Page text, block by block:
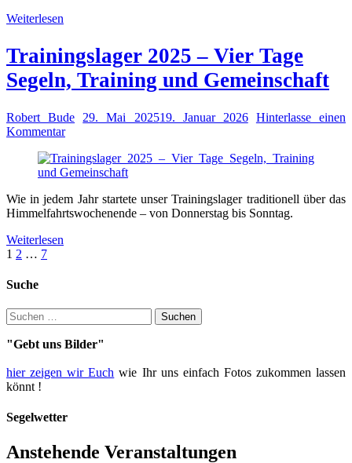
Weiterlesen
Trainingslager 2025 – Vier Tage
Segeln, Training und Gemeinschaft
Robert Bude 29. Mai 202519. Januar 2026
Hinterlasse einen
Kommentar
Wie in jedem Jahr startete unser Trainingslager traditionell über das
Himmelfahrtswochenende – von Donnerstag bis Sonntag.
Weiterlesen
Seitennummerierung
der
1 2 … 7
Suche
Suche
nach:
"Gebt uns Bilder"
hier zeigen wir Euch wie Ihr uns einfach Fotos zukommen lassen
könnt !
Segelwetter
Anstehende Veranstaltungen